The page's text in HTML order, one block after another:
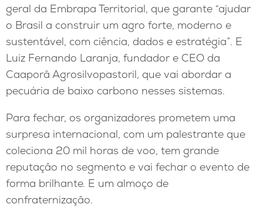
geral da Embrapa Territorial, que garante “ajudar
o Brasil a construir um agro forte, moderno e
sustentável, com ciência, dados e estratégia”. E
Luiz Fernando Laranja, fundador e CEO da
Caaporã Agrosilvopastoril, que vai abordar a
pecuária de baixo carbono nesses sistemas.
Para fechar, os organizadores prometem uma
surpresa internacional, com um palestrante que
coleciona 20 mil horas de voo, tem grande
reputação no segmento e vai fechar o evento de
forma brilhante. E um almoço de
confraternização.